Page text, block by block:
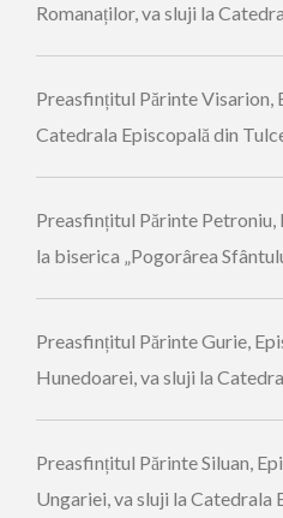
Romanaților, va sluji la
Preasfințitul Părinte Visarion,
Catedrala Episcopală din
Preasfințitul Părinte Petroniu,
la biserica „Pogorârea
Preasfințitul Părinte Gurie,
Hunedoarei, va sluji la
Preasfințitul Părinte Siluan,
Ungariei, va sluji la Catedrala